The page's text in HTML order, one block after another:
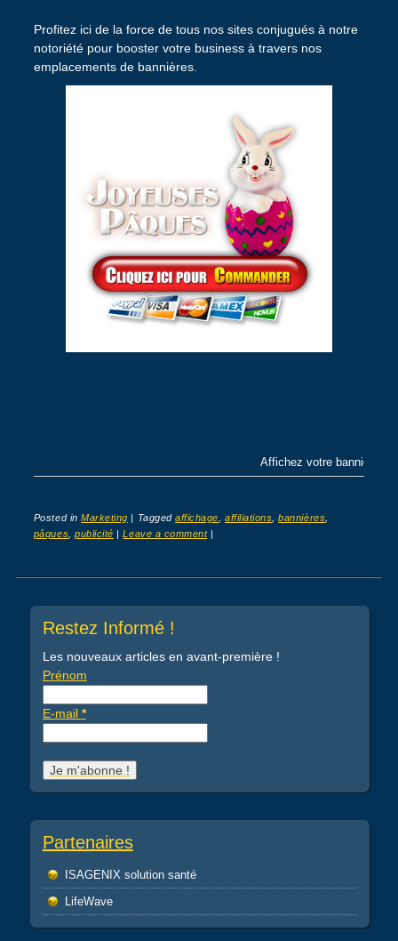
Profitez ici de la force de tous nos sites conjugués à notre
notoriété pour booster votre business à travers nos
emplacements de bannières.
Affichez votre bannière
Posted inMarketing | Taggedaffichage affiliations ,bannières
pâques ,publicité |Leave a comment |
Post navigation
Restez Informé !
Les nouveaux articles en avant-première !
Prénom
E-mail *
Partenaires
ISAGENIX solution santé
LifeWave